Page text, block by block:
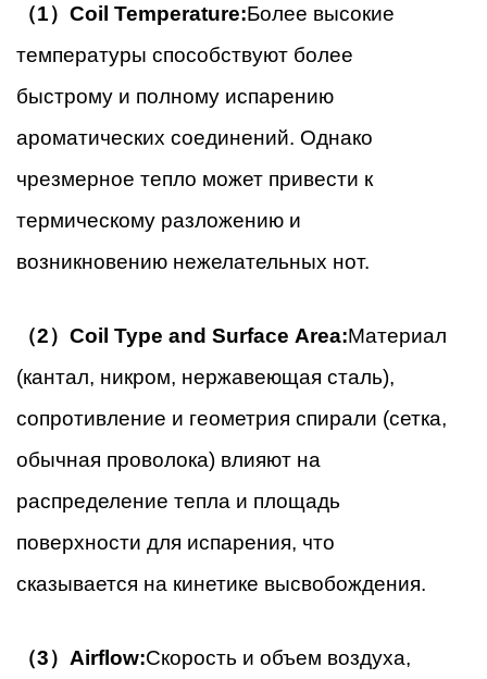
（1）Coil Temperature:Более высокие
температуры способствуют более
быстрому и полному испарению
ароматических соединений. Однако
чрезмерное тепло может привести к
термическому разложению и
возникновению нежелательных нот.
（2）Coil Type and Surface Area:Материал
(кантал, никром, нержавеющая сталь),
сопротивление и геометрия спирали (сетка,
обычная проволока) влияют на
распределение тепла и площадь
поверхности для испарения, что
сказывается на кинетике высвобождения.
（3）Airflow:Скорость и объем воздуха,